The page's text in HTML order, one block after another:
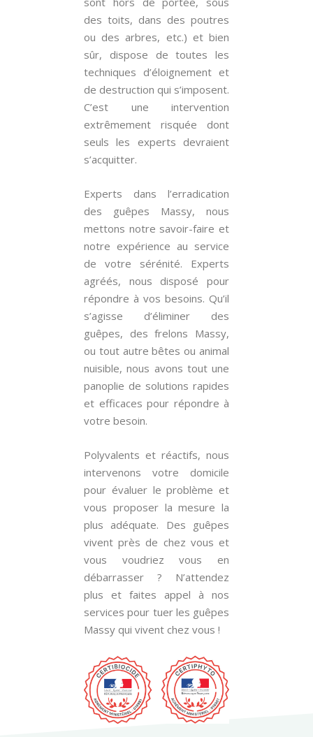
des toits, dans des poutres
ou des arbres, etc.) et bien
sûr, dispose de toutes les
techniques d’éloignement et
de destruction qui s’imposent.
C’est une intervention
extrêmement risquée dont
seuls les experts devraient
s’acquitter.
Experts dans l’erradication
des guêpes Massy, nous
mettons notre savoir-faire et
notre expérience au service
de votre sérénité. Experts
agréés, nous disposé pour
répondre à vos besoins. Qu’il
s’agisse d’éliminer des
guêpes, des frelons Massy,
ou tout autre bêtes ou animal
nuisible, nous avons tout une
panoplie de solutions rapides
et efficaces pour répondre à
votre besoin.
Polyvalents et réactifs, nous
intervenons votre domicile
pour évaluer le problème et
vous proposer la mesure la
plus adéquate. Des guêpes
vivent près de chez vous et
vous voudriez vous en
débarrasser ? N’attendez
plus et faites appel à nos
services pour tuer les guêpes
Massy qui vivent chez vous !